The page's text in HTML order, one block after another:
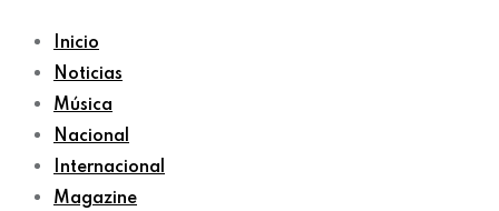
Inicio
Noticias
Música
Nacional
Internacional
Magazine